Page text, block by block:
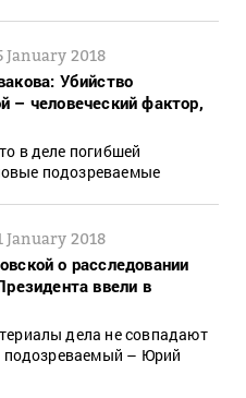
January 2018
Убийство
– человеческий фактор,
в деле погибшей
подозреваемые
January 2018
о расследовании
ввели в
дела не совпадают
подозреваемый – Юрий